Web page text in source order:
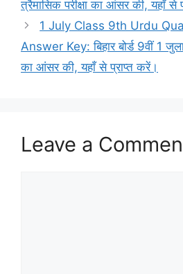
त्रैमासिक परीक्षा का आंसर की, यहाँ से
1 July Class 9th Urdu
Answer Key: बिहार बोर्ड 9वीं 1
का आंसर की, यहाँ से प्राप्त करें।
Leave a